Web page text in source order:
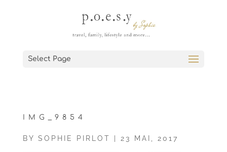
Select Page
IMG_9854
BY SOPHIE PIRLOT 23 MAI, 2017